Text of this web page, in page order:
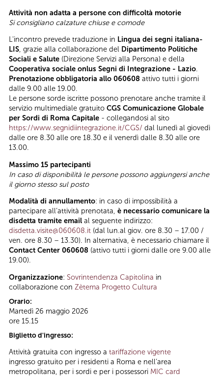
Attività non adatta a persone con difficoltà motorie
Si consigliano calzature chiuse e comode
L'incontro prevede traduzione in Lingua dei segni italiana-
LIS, grazie alla collaborazione del Dipartimento Politiche
Sociali e Salute (Direzione Servizi alla Persona) e della
Cooperativa sociale onlus Segni di Integrazione - Lazio.
Prenotazione obbligatoria allo 060608 attivo tutti i giorni
dalle 9.00 alle 19.00.
Le persone sorde iscritte possono prenotare anche tramite il
servizio multimediale gratuito CGS Comunicazione Globale
per Sordi di Roma Capitale - collegandosi al sito
https://www.segnidiintegrazione.it/CGS/ dal lunedì al giovedì
dalle ore 8.30 alle ore 18.30 e il venerdì dalle 8.30 alle ore
13.00.
Massimo 15 partecipanti
In caso di disponibilità le persone possono aggiungersi anche
il giorno stesso sul posto
Modalità di annullamento: in caso di impossibilità a
partecipare all’attività prenotata, è necessario comunicare la
disdetta tramite email al seguente indirizzo:
disdetta.visite@060608.it (dal lun.al giov. ore 8.30 – 17.00 /
ven. ore 8.30 – 13.30). In alternativa, è necessario chiamare il
Contact Center 060608 (attivo tutti i giorni dalle ore 9.00 alle
19.00).
Organizzazione: Sovrintendenza Capitolina in
collaborazione con Zètema Progetto Cultura
Orario:
Martedì 26 maggio 2026
ore 15.15
Biglietto d'ingresso:
Attività gratuita con ingresso a tariffazione vigente
ingresso gratuito per i residenti a Roma e nell’area
metropolitana, per i sordi e per i possessori MIC card